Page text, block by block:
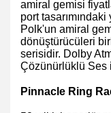
amiral gemisi
port
Polk'un amiral
dönüştürücüleri
serisidir. Dolby
Çözünürlüklü Ses
Pinnacle Ring